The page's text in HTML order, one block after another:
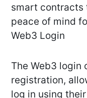
smart contracts
peace of mind
Web3 Login
The Web3 login
registration,
log in using